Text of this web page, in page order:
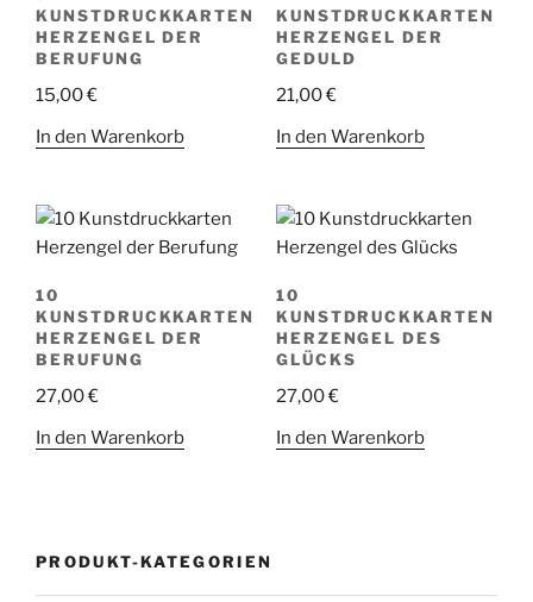
KUNSTDRUCKKARTEN
HERZENGEL DER
BERUFUNG
15,00€
In den Warenkorb
KUNSTDRUCKKARTEN
HERZENGEL DER
GEDULD
21,00€
In den Warenkorb
10
KUNSTDRUCKKARTEN
HERZENGEL DER
BERUFUNG
27,00€
In den Warenkorb
10
KUNSTDRUCKKARTEN
HERZENGEL DES
GLÜCKS
27,00€
In den Warenkorb
PRODUKT-KATEGORIEN